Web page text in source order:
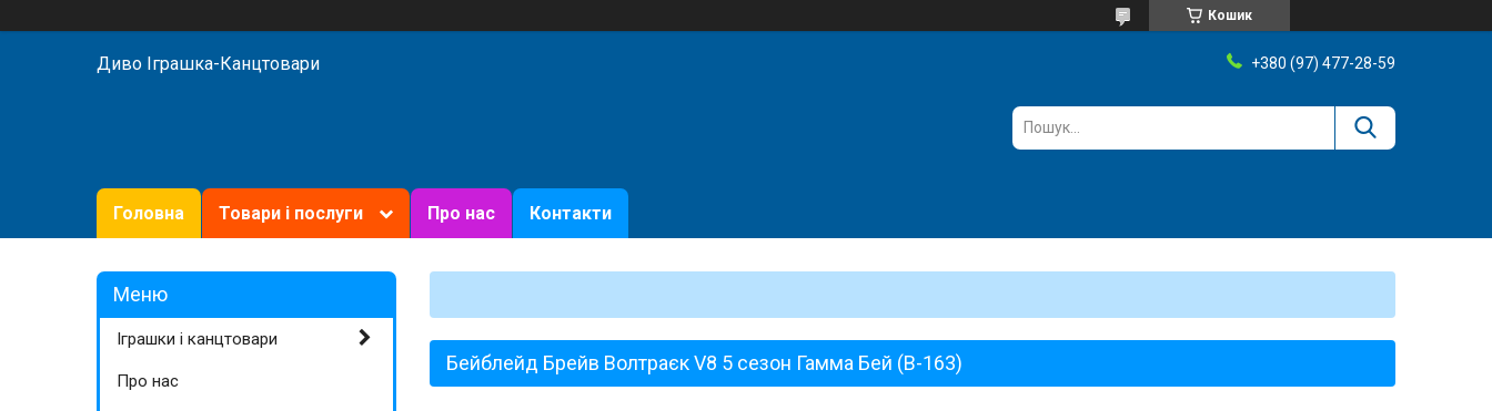
Кошик
Диво Іграшка-Канцтовари +380 (97) 477-28-59
Головна Товари і послуги Про нас Контакти
Бейблейд Брейв Волтраєк V8 5 сезон Гамма Бей (B-163)
Іграшки і канцтовари
Про нас